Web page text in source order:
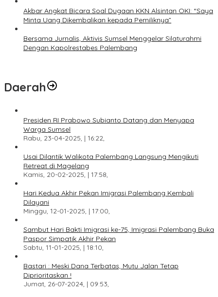
Akbar Angkat Bicara Soal Dugaan KKN Alsintan OKI: “Saya
Minta Uang Dikembalikan kepada Pemiliknya”
Bersama Jurnalis, Aktivis Sumsel Menggelar Silaturahmi
Dengan Kapolrestabes Palembang
Daerah
Presiden RI Prabowo Subianto Datang dan Menyapa
Warga Sumsel
Rabu, 23-04-2025, | 16:22,
Usai Dilantik Walikota Palembang Langsung Mengikuti
Retreat di Magelang
Kamis, 20-02-2025, | 17:58,
Hari Kedua Akhir Pekan Imigrasi Palembang Kembali
Dilayani
Minggu, 12-01-2025, | 17:00,
Sambut Hari Bakti Imigrasi ke-75, Imigrasi Palembang Buka
Paspor Simpatik Akhir Pekan
Sabtu, 11-01-2025, | 18:10,
Bastari : Meski Dana Terbatas, Mutu Jalan Tetap
Diprioritaskan !
Jumat, 26-07-2024, | 09:53,